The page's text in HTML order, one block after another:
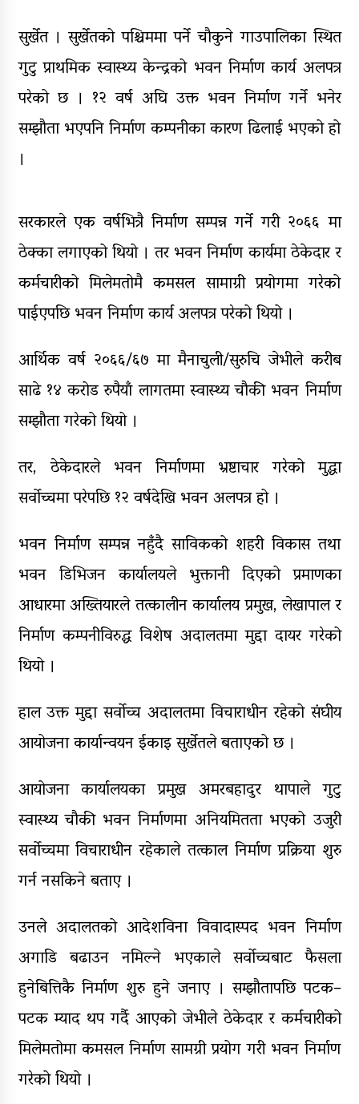
मृत्यु, दुई घाइते
घरमाथिबाट पहिरो खसेपछि १३ घरधुरी
स्थानान्तरण
पाँच लाख घुससहित कर अधिकृत
रंगेहात पक्राऊ
सुर्खेत । सुर्खेतको पश्चिममा पर्ने चौकुने गाउपालिका स्थित
गुटु प्राथमिक स्वास्थ्य केन्द्रको भवन निर्माण कार्य अलपत्र
परेको छ । १२ वर्ष अघि उक्त भवन निर्माण गर्ने भनेर
सम्झौता भएपनि निर्माण कम्पनीका कारण ढिलाई भएको हो
।
सरकारले एक वर्षभित्रै निर्माण सम्पन्न गर्ने गरी २०६६ मा
ठेक्का लगाएको थियो । तर भवन निर्माण कार्यमा ठेकेदार र
कर्मचारीको मिलेमतोमै कमसल सामाग्री प्रयोगमा गरेको
पाईएपछि भवन निर्माण कार्य अलपत्र परेको थियो ।
आर्थिक वर्ष २०६६/६७ मा मैनाचुली/सुरुचि जेभीले करीब
साढे १४ करोड रुपैयाँ लागतमा स्वास्थ्य चौकी भवन निर्माण
सम्झौता गरेको थियो ।
तर, ठेकेदारले भवन निर्माणमा भ्रष्टाचार गरेको मुद्धा
सर्वोच्चमा परेपछि १२ वर्षदेखि भवन अलपत्र हो ।
भवन निर्माण सम्पन्न नहुँदै साविकको शहरी विकास तथा
भवन डिभिजन कार्यालयले भुक्तानी दिएको प्रमाणका
आधारमा अख्तियारले तत्कालीन कार्यालय प्रमुख, लेखापाल र
निर्माण कम्पनीविरुद्ध विशेष अदालतमा मुद्दा दायर गरेको
थियो ।
हाल उक्त मुद्दा सर्वोच्च अदालतमा विचाराधीन रहेको संघीय
आयोजना कार्यान्वयन ईकाइ सुर्खेतले बताएको छ ।
आयोजना कार्यालयका प्रमुख अमरबहादुर थापाले गुटु
स्वास्थ्य चौकी भवन निर्माणमा अनियमितता भएको उजुरी
सर्वोच्चमा विचाराधीन रहेकाले तत्काल निर्माण प्रक्रिया शुरु
गर्न नसकिने बताए ।
उनले अदालतको आदेशविना विवादास्पद भवन निर्माण
अगाडि बढाउन नमिल्ने भएकाले सर्वोच्चबाट फैसला
हुनेबित्तिकै निर्माण शुरु हुने जनाए । सम्झौतापछि पटक–
पटक म्याद थप गर्दै आएको जेभीले ठेकेदार र कर्मचारीको
मिलेमतोमा कमसल निर्माण सामग्री प्रयोग गरी भवन निर्माण
गरेको थियो ।